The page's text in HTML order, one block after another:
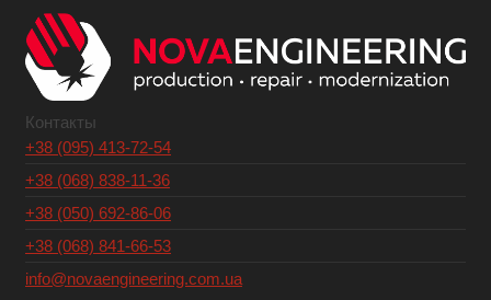
Контакты
+38 (095) 413-72-54
+38 (068) 838-11-36
+38 (050) 692-86-06
+38 (068) 841-66-53
info@novaengineering.com.ua